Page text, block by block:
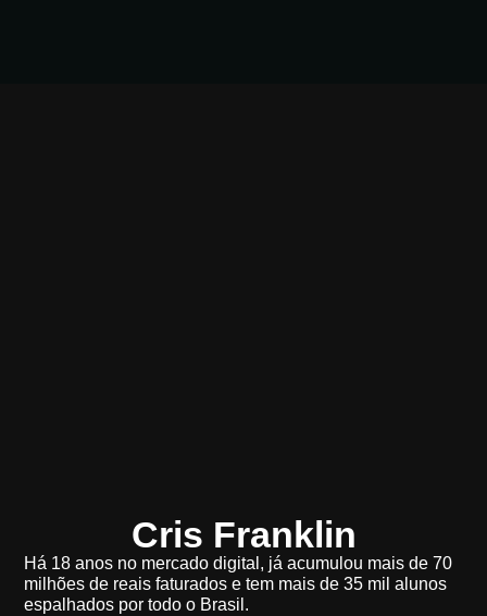
Cris Franklin
Há 18 anos no mercado digital, já acumulou mais de 70
milhões de reais faturados e tem mais de 35 mil alunos
espalhados por todo o Brasil.